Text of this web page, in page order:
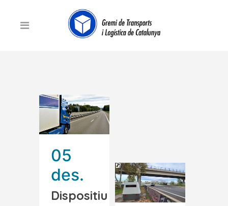
05
des.
Dispositiu